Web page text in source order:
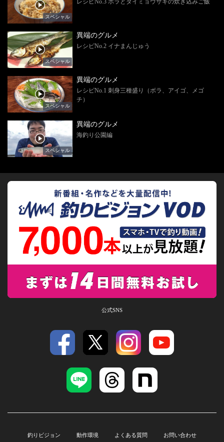
スペシャル
スペシャル
異端のグルメ
レシピNo.2 イナまんじゅう
スペシャル
異端のグルメ
レシピNo.1 刺身三種盛り（ボラ、アイゴ、メゴ
チ）
スペシャル
異端のグルメ
海釣り公園編
公式SNS
釣りビジョン 動作環境 よくある質問 お問い合わせ